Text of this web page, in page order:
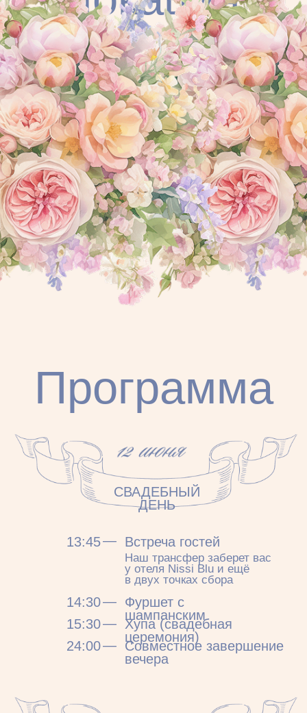
СВАДЕБНЫЙ
ДЕНЬ
13:45—
Наш трансфер заберет вас
у отеля Nissi Blu и ещё
в двух точках сбора
Встреча гостей
14:30—
Фуршет с
шампанским
Хупа (свадебная
церемония)
—
15:30
Совместное завершение
вечера
—
24:00
Завтрак после
веселья на пляже
—
с 12:00
НА СЛЕДУЮЩИЙ
ДЕНЬ
Мы продумали наш праздник
до мелочей и будем счастливы, если
вы поддержите цветовую гамму
и атмосферу в своих нарядах. Уверены,
Вы будете неотразимы!